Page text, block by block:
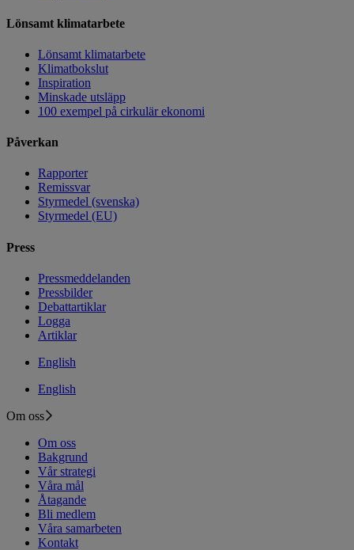
Lönsamt klimatarbete
Lönsamt klimatarbete
Klimatbokslut
Inspiration
Minskade utsläpp
100 exempel på cirkulär ekonomi
Påverkan
Rapporter
Remissvar
Styrmedel (svenska)
Styrmedel (EU)
Press
Pressmeddelanden
Pressbilder
Debattartiklar
Logga
Artiklar
English
English
Om oss
Om oss
Bakgrund
Vår strategi
Våra mål
Åtagande
Bli medlem
Våra samarbeten
Kontakt